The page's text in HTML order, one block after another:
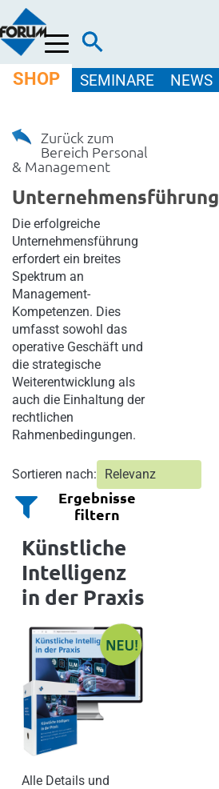
Menü
SHOP SEMINARE NEWS
Zurück zum
Bereich Personal
& Management
Unternehmensführung
Die erfolgreiche
Unternehmensführung
erfordert ein breites
Spektrum an
Management-
Kompetenzen. Dies
umfasst sowohl das
operative Geschäft und
die strategische
Weiterentwicklung als
auch die Einhaltung der
rechtlichen
Rahmenbedingungen.
Sortieren nach:
Ergebnisse
filtern
Künstliche
Intelligenz
in der Praxis
Alle Details und